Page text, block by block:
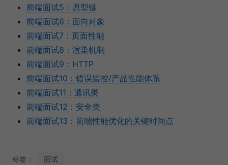
前端面试5：原型链
前端面试6：面向对象
前端面试7：页面性能
前端面试8：渲染机制
前端面试9：HTTP
前端面试10：错误监控/产品性能体系
前端面试11：通讯类
前端面试12：安全类
前端面试13：前端性能优化的关键时间点
标签： 面试